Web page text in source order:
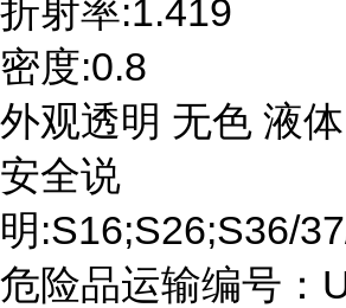
折射率:1.419
密度:0.8
外观透明 无色 液体
安全说
明:S16;S26;S36/
危险品运输编号：